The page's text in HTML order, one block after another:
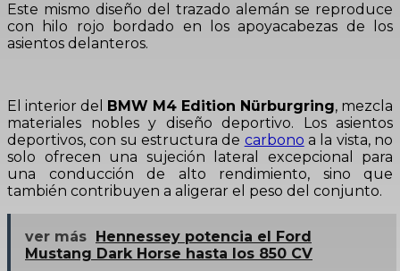
Este mismo diseño del trazado alemán se reproduce
con hilo rojo bordado en los apoyacabezas de los
asientos delanteros.
El interior del BMW M4 Edition Nürburgring, mezcla
materiales nobles y diseño deportivo. Los asientos
deportivos, con su estructura de carbono a la vista, no
solo ofrecen una sujeción lateral excepcional para
una conducción de alto rendimiento, sino que
también contribuyen a aligerar el peso del conjunto.
ver más Hennessey potencia el Ford
Mustang Dark Horse hasta los 850 CV